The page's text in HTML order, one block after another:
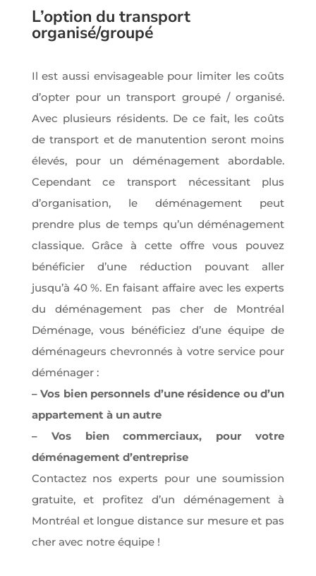
L’option du transport
organisé/groupé
Il est aussi envisageable pour limiter les coûts
d’opter pour un transport groupé / organisé.
Avec plusieurs résidents. De ce fait, les coûts
de transport et de manutention seront moins
élevés, pour un déménagement abordable.
Cependant ce transport nécessitant plus
d’organisation, le déménagement peut
prendre plus de temps qu’un déménagement
classique. Grâce à cette offre vous pouvez
bénéficier d’une réduction pouvant aller
jusqu’à 40 %. En faisant affaire avec les experts
du déménagement pas cher de Montréal
Déménage, vous bénéficiez d’une équipe de
déménageurs chevronnés à votre service pour
déménager :
– Vos bien personnels d’une résidence ou d’un
appartement à un autre
– Vos bien commerciaux, pour votre
déménagement d’entreprise
Contactez nos experts pour une soumission
gratuite, et profitez d’un déménagement à
Montréal et longue distance sur mesure et pas
cher avec notre équipe !